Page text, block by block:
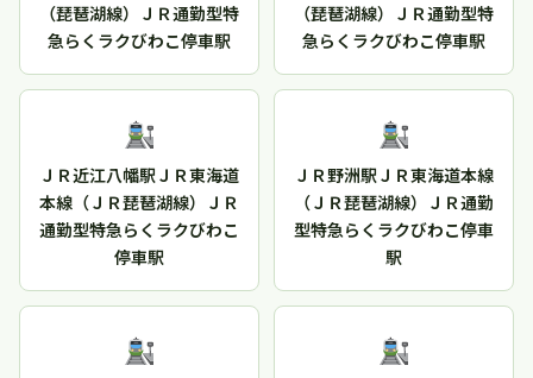
（琵琶湖線）ＪＲ通勤型特
急らくラクびわこ停車駅
（琵琶湖線）ＪＲ通勤型特
急らくラクびわこ停車駅
ＪＲ近江八幡駅ＪＲ東海道
本線（ＪＲ琵琶湖線）ＪＲ
通勤型特急らくラクびわこ
停車駅
ＪＲ野洲駅ＪＲ東海道本線
（ＪＲ琵琶湖線）ＪＲ通勤
型特急らくラクびわこ停車
駅